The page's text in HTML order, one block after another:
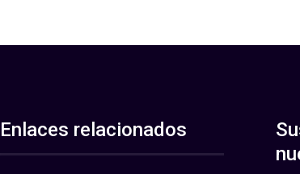
Enlaces relacionados